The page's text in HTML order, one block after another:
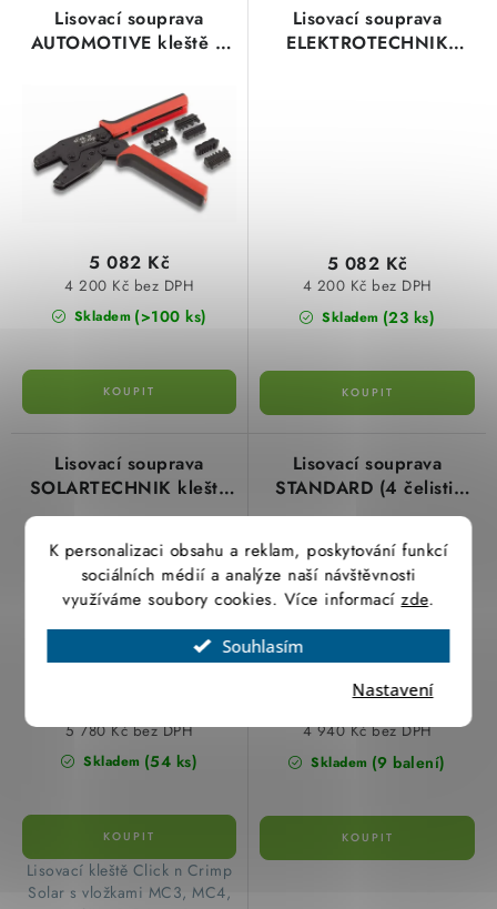
K personalizaci obsahu a reklam, poskytování funkcí
sociálních médií a analýze naší návštěvnosti
využíváme soubory cookies. Více informacízde.
Souhlasím
Nastavení
Otevírací doba výdejny
Obchodní podmínky
Lisovací souprava
AUTOMOTIVE kleště +
106008 cimco
Skladem (>100 ks)
4 200 Kč bez DPH
5 082 Kč
Lisovací souprava
ELEKTROTECHNIK
Skladem (23 ks)
4 200 Kč bez DPH
5 082 Kč
Lisovací souprava
SOLARTECHNIK kleště
+ 3 páry čelistí typ
106052 cimco
Skladem (54 ks)
5 780 Kč bez DPH
Lisovací kleště Click n Crimp
Solar s vložkami MC3, MC4,
Lisovací souprava
STANDARD (4 čelisti)
ráčnová délka 220 mm
typ 102000 cimco
Skladem (9 balení)
4 940 Kč bez DPH